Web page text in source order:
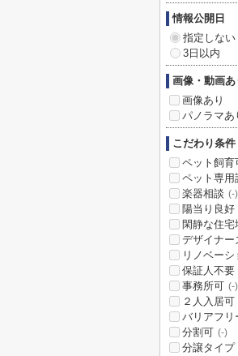
情報公開日
指定しない
3日以内
画像・動画あ
画像あり
パノラマあ
こだわり条件
ペット飼育
ペット専用
楽器相談 (-)
陽当り良好
閑静な住宅
デザイナー
リノベーシ
保証人不要
事務所可 (-)
２人入居可
バリアフリ
分割可 (-)
分譲タイプ